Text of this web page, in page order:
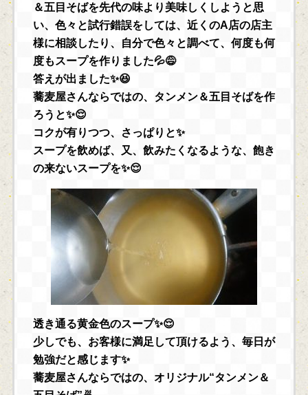
＆五目そばを先代の味より美味しくしようと思
い、色々と試行錯誤をしては、近くのA店の店主
様に相談したり、自分で色々と調べて、何度も何
度もスープを作りました💦😅
答えが出ました✨😆
蕎麦屋さんならではの、タンメン＆五目そばを作
ろうと✨😌
コクが有りつつ、さっぱりと✨
スープを飲めば、又、飲みたくなるような、飽き
の来ないスープを✨😌
透き通る黄金色のスープ✨😌
少しでも、お客様に満足して頂けるよう、毎日が
勉強だと感じます✨
蕎麦屋さんならではの、オリジナル“タンメン＆